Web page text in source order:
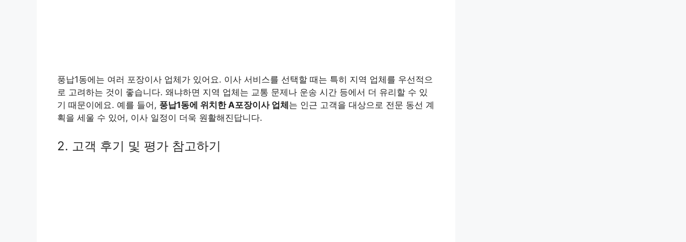
풍납1동에는 여러 포장이사 업체가 있어요. 이사 서비스를 선택할 때는 특히 지역 업체를 우선적으
로 고려하는 것이 좋습니다. 왜냐하면 지역 업체는 교통 문제나 운송 시간 등에서 더 유리할 수 있
기 때문이에요. 예를 들어, 풍납1동에 위치한 A포장이사 업체는 인근 고객을 대상으로 전문 동선 계
획을 세울 수 있어, 이사 일정이 더욱 원활해진답니다.
2. 고객 후기 및 평가 참고하기